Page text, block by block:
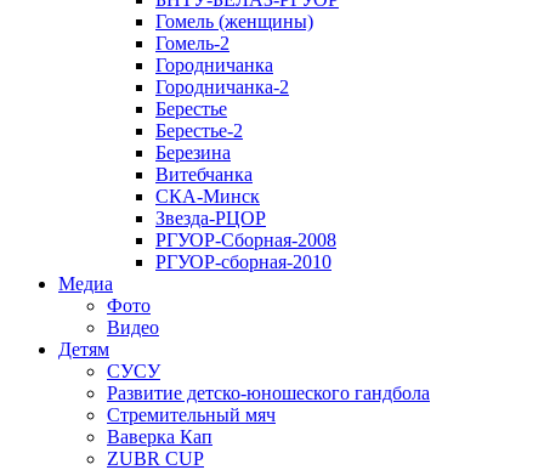
Гомель (женщины)
Гомель-2
Городничанка
Городничанка-2
Берестье
Берестье-2
Березина
Витебчанка
СКА-Минск
Звезда-РЦОР
РГУОР-Сборная-2008
РГУОР-сборная-2010
Медиа
Фото
Видео
Детям
СУСУ
Развитие детско-юношеского гандбола
Стремительный мяч
Ваверка Кап
ZUBR CUP